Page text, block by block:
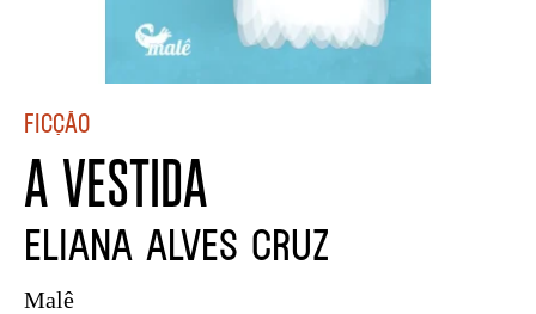
Ficção
A VESTIDA
ELIANA ALVES CRUZ
Malê